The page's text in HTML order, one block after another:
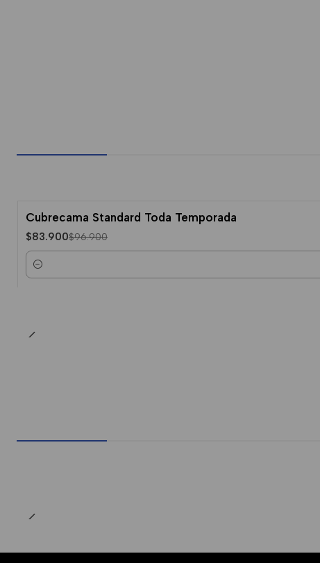
-13% Dcto.
Cubrecama Standard Toda Temporada
$83.900$96.900
Cantidad